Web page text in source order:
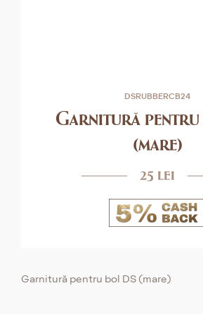
DSRUBBERCB24
Garnitură pentru
(mare)
25 lei
Garnitură pentru bol DS (mare)